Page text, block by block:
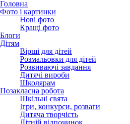
Головна
Фото і картинки
Нові фото
Кращі фото
Блоги
Дітям
Вірші для дітей
Розмальовки для дітей
Розвиваючі завдання
Дитячі вироби
Школярам
Позакласна робота
Шкільні свята
Ігри, конкурси, розваги
Дитяча творчість
Літній відпочинок